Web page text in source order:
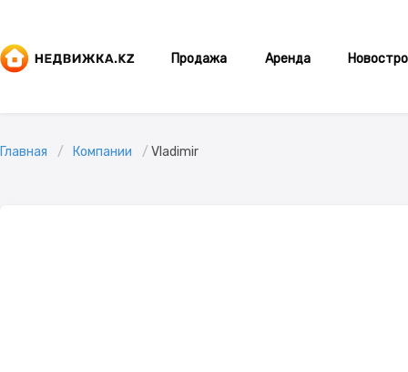
Продажа Аренда
Главная Компании Vladimir